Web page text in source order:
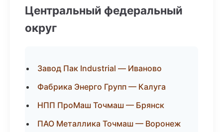
Центральный федеральный
округ
Завод Пак Industrial — Иваново
Фабрика Энерго Групп — Калуга
НПП ПроМаш Точмаш — Брянск
ПАО Металлика Точмаш — Воронеж